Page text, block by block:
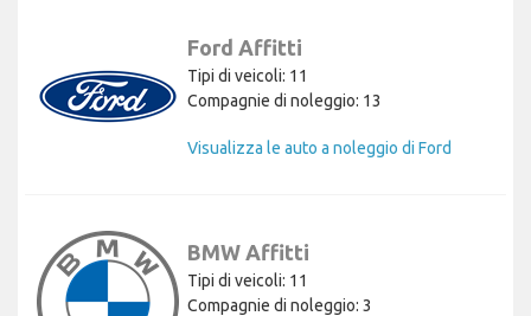
Ford Affitti
Tipi di veicoli: 11
Compagnie di noleggio: 13
Visualizza le auto a noleggio di Ford
BMW Affitti
Tipi di veicoli: 11
Compagnie di noleggio: 3